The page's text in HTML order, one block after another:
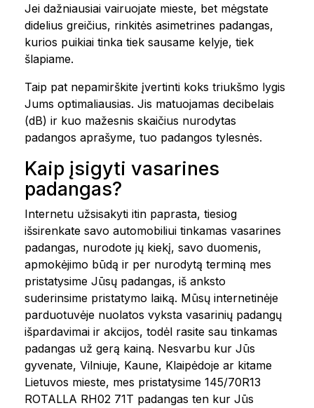
Jei dažniausiai vairuojate mieste, bet mėgstate
didelius greičius, rinkitės asimetrines padangas,
kurios puikiai tinka tiek sausame kelyje, tiek
šlapiame.
Taip pat nepamirškite įvertinti koks triukšmo lygis
Jums optimaliausias. Jis matuojamas decibelais
(dB) ir kuo mažesnis skaičius nurodytas
padangos aprašyme, tuo padangos tylesnės.
Kaip įsigyti vasarines
padangas?
Internetu užsisakyti itin paprasta, tiesiog
išsirenkate savo automobiliui tinkamas vasarines
padangas, nurodote jų kiekį, savo duomenis,
apmokėjimo būdą ir per nurodytą terminą mes
pristatysime Jūsų padangas, iš anksto
suderinsime pristatymo laiką. Mūsų internetinėje
parduotuvėje nuolatos vyksta vasarinių padangų
išpardavimai ir akcijos, todėl rasite sau tinkamas
padangas už gerą kainą. Nesvarbu kur Jūs
gyvenate, Vilniuje, Kaune, Klaipėdoje ar kitame
Lietuvos mieste, mes pristatysime 145/70R13
ROTALLA RH02 71T padangas ten kur Jūs